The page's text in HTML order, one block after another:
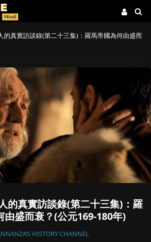
的真實訪談錄(第二十三集)：羅馬帝國為何由盛而
的真實訪談錄(第二十三集)：羅
由盛而衰？(公元169-180年)
HISTORY CHANNEL